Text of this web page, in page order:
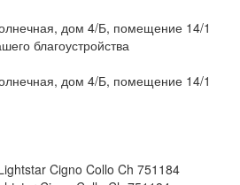
дом 4/Б, помещение 14/1
благоустройства
дом 4/Б, помещение 14/1
Cigno Collo Ch 751184